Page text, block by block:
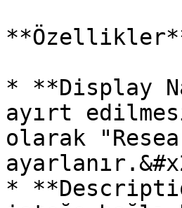
* **Display
ayırt
olarak
*